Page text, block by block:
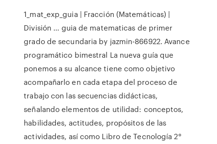
1_mat_exp_guia | Fracción (Matemáticas) |
División ... guia de matematicas de primer
grado de secundaria by jazmin-866922. Avance
programático bimestral La nueva guía que
ponemos a su alcance tiene como objetivo
acompañarlo en cada etapa del proceso de
trabajo con las secuencias didácticas,
señalando elementos de utilidad: conceptos,
habilidades, actitudes, propósitos de las
actividades, así como Libro de Tecnología 2°